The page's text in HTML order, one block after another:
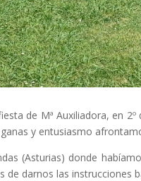
de Mª Auxiliadora, en
y entusiasmo
(Asturias) donde
de darnos las